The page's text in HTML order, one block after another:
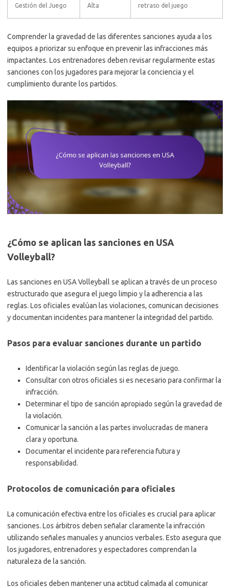
Gestión del Juego Alta retraso del juego
Comprender la gravedad de las diferentes sanciones ayuda a los
equipos a priorizar su enfoque en prevenir las infracciones más
impactantes. Los entrenadores deben revisar regularmente estas
sanciones con los jugadores para mejorar la conciencia y el
cumplimiento durante los partidos.
¿Cómo se aplican las sanciones en USA
Volleyball?
Las sanciones en USA Volleyball se aplican a través de un proceso
estructurado que asegura el juego limpio y la adherencia a las
reglas. Los oficiales evalúan las violaciones, comunican decisiones
y documentan incidentes para mantener la integridad del partido.
Pasos para evaluar sanciones durante un partido
Identificar la violación según las reglas de juego.
Consultar con otros oficiales si es necesario para confirmar la
infracción.
Determinar el tipo de sanción apropiado según la gravedad de
la violación.
Comunicar la sanción a las partes involucradas de manera
clara y oportuna.
Documentar el incidente para referencia futura y
responsabilidad.
Protocolos de comunicación para oficiales
La comunicación efectiva entre los oficiales es crucial para aplicar
sanciones. Los árbitros deben señalar claramente la infracción
utilizando señales manuales y anuncios verbales. Esto asegura que
los jugadores, entrenadores y espectadores comprendan la
naturaleza de la sanción.
Los oficiales deben mantener una actitud calmada al comunicar